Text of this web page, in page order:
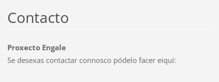
Contacto
Proxecto Engale
Se desexas contactar connosco pódelo facer eiquí: